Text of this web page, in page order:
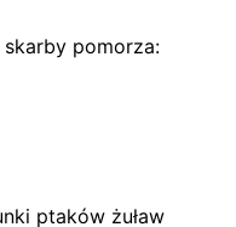
pomorza:
ptaków żuław